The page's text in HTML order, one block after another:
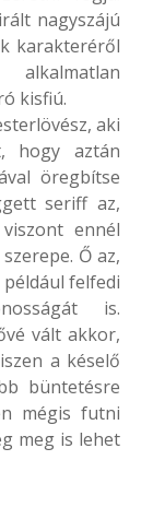
nagyszájú
karakteréről
kisfiú.
aki
hogy aztán
öregbítse
seriff az,
ennél
Ő az,
felfedi
is.
vált akkor,
a késelő
büntetésre
mégis futni
meg is lehet